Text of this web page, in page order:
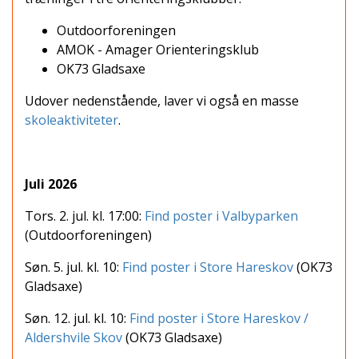
Outdoorforeningen
AMOK - Amager Orienteringsklub
OK73 Gladsaxe
Udover nedenstående, laver vi også en masse
skoleaktiviteter.
Juli 2026
Tors. 2. jul. kl. 17:00: Find poster i Valbyparken
(Outdoorforeningen)
Søn. 5. jul. kl. 10: Find poster i Store Hareskov(OK73
Gladsaxe)
Søn. 12. jul. kl. 10: Find poster i Store Hareskov /
Aldershvile Skov(OK73 Gladsaxe)